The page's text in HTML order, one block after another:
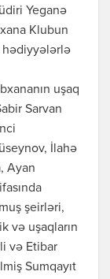
Yeganə
Klubun
hədiyyələrlə
uşaq
Sarvan
İlahə
Ayan
şeirləri,
və uşaqların
və Etibar
Sumqayıt